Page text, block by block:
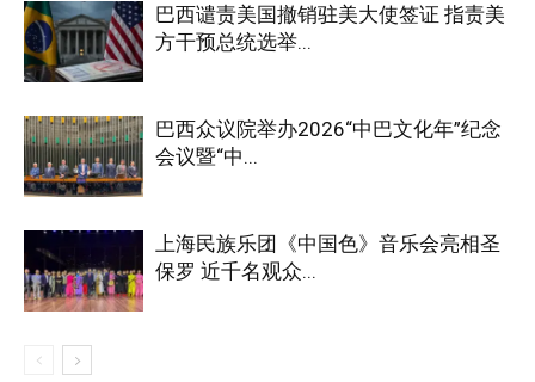
巴西谴责美国撤销驻美大使签证 指责美
方干预总统选举...
巴西众议院举办2026“中巴文化年”纪念
会议暨“中...
上海民族乐团《中国色》音乐会亮相圣
保罗 近千名观众...